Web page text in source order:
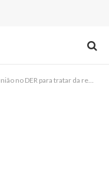
058, estrada conhecida como acesso à Cachoeira do Urubu